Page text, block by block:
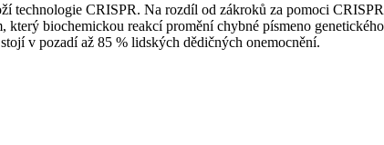
technologie CRISPR. Na rozdíl od zákroků za pomoci
který biochemickou reakcí promění chybné písmeno
v pozadí až 85 % lidských dědičných onemocnění.